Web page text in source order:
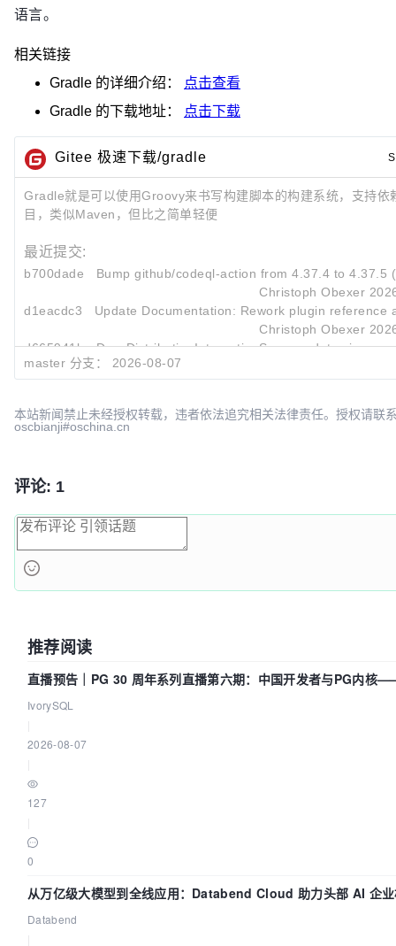
语言。
相关链接
Gradle 的详细介绍：
点击查看
Gradle 的下载地址： 点击下载
Gitee 极速下载/gradle
Gradle就是可以使用Groovy来书写构建脚本的构建系统，支持依
目，类似Maven，但比之简单轻便
最近提交:
b700dade
Bump github/codeql-action from 4.37.4 to 4.37.5
Christoph Obexer
d1eacdc3
Update Documentation: Rework plugin reference
Christoph Obexer
d665941b
DocsDistributionIntegrationSpec: update size
master 分支： 2026-08-07
本站新闻禁止未经授权转载，违者依法追究相关法律责任。授权请联
oscbianji#oschina.cn
评论: 1
推荐阅读
直播预告｜PG 30 周年系列直播第六期：中国开发者与PG内核
吗？我们贡献了什么？
IvorySQL
2026-08-07
127
0
从万亿级大模型到全线应用：Databend Cloud 助力头部 AI 企
Trace 数据管道
Databend